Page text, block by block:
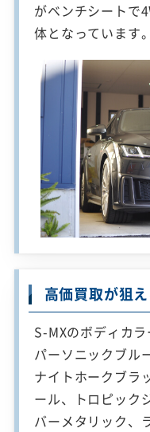
がベンチシートで
体となっています。
高価買取が狙
S-MXのボディカ
パーソニックブル
ナイトホークブラ
ール、トロピック
バーメタリック、